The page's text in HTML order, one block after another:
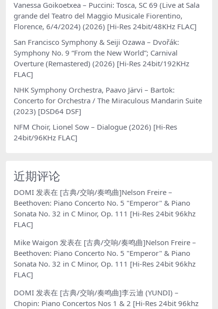
Vanessa Goikoetxea – Puccini: Tosca, SC 69 (Live at Sala
grande del Teatro del Maggio Musicale Fiorentino,
Florence, 6/4/2024) (2026) [Hi-Res 24bit/48KHz FLAC]
San Francisco Symphony & Seiji Ozawa – Dvořák:
Symphony No. 9 “From the New World”; Carnival
Overture (Remastered) (2026) [Hi-Res 24bit/192KHz
FLAC]
NHK Symphony Orchestra, Paavo Järvi – Bartok:
Concerto for Orchestra / The Miraculous Mandarin Suite
(2023) [DSD64 DSF]
NFM Choir, Lionel Sow – Dialogue (2026) [Hi-Res
24bit/96KHz FLAC]
近期评论
DOMI 发表在 [古典/交响/奏鸣曲]Nelson Freire –
Beethoven: Piano Concerto No. 5 "Emperor" & Piano
Sonata No. 32 in C Minor, Op. 111 [Hi-Res 24bit 96khz
FLAC]
Mike Waigon 发表在 [古典/交响/奏鸣曲]Nelson Freire –
Beethoven: Piano Concerto No. 5 "Emperor" & Piano
Sonata No. 32 in C Minor, Op. 111 [Hi-Res 24bit 96khz
FLAC]
DOMI 发表在 [古典/交响/奏鸣曲]李云迪 (YUNDI) –
Chopin: Piano Concertos Nos 1 & 2 [Hi-Res 24bit 96khz